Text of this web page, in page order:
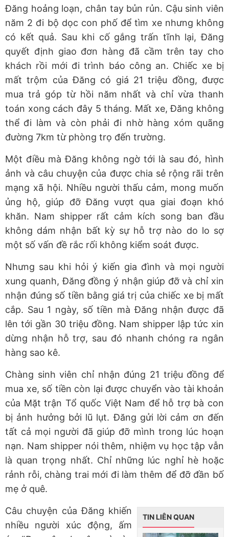
Đăng hoảng loạn, chân tay bủn rủn. Cậu sinh viên
năm 2 đi bộ dọc con phố để tìm xe nhưng không
có kết quả. Sau khi cố gắng trấn tĩnh lại, Đăng
quyết định giao đơn hàng đã cầm trên tay cho
khách rồi mới đi trình báo công an. Chiếc xe bị
mất trộm của Đăng có giá 21 triệu đồng, được
mua trả góp từ hồi năm nhất và chỉ vừa thanh
toán xong cách đây 5 tháng. Mất xe, Đăng không
thể đi làm và còn phải đi nhờ hàng xóm quãng
đường 7km từ phòng trọ đến trường.
Một điều mà Đăng không ngờ tới là sau đó, hình
ảnh và câu chuyện của được chia sẻ rộng rãi trên
mạng xã hội. Nhiều người thấu cảm, mong muốn
ủng hộ, giúp đỡ Đăng vượt qua giai đoạn khó
khăn. Nam shipper rất cảm kích song ban đầu
không dám nhận bất kỳ sự hỗ trợ nào do lo sợ
một số vấn đề rắc rối không kiểm soát được.
Nhưng sau khi hỏi ý kiến gia đình và mọi người
xung quanh, Đăng đồng ý nhận giúp đỡ và chỉ xin
nhận đúng số tiền bằng giá trị của chiếc xe bị mất
cắp. Sau 1 ngày, số tiền mà Đăng nhận được đã
lên tới gần 30 triệu đồng. Nam shipper lập tức xin
dừng nhận hỗ trợ, sau đó nhanh chóng ra ngân
hàng sao kê.
Chàng sinh viên chỉ nhận đúng 21 triệu đồng để
mua xe, số tiền còn lại được chuyển vào tài khoản
của Mặt trận Tổ quốc Việt Nam để hỗ trợ bà con
bị ảnh hưởng bởi lũ lụt. Đăng gửi lời cảm ơn đến
tất cả mọi người đã giúp đỡ mình trong lúc hoạn
nạn. Nam shipper nói thêm, nhiệm vụ học tập vẫn
là quan trọng nhất. Chỉ những lúc nghỉ hè hoặc
rảnh rỗi, chàng trai mới đi làm thêm để đỡ đần bố
mẹ ở quê.
TIN LIÊN QUAN
Câu chuyện của Đăng khiến
nhiều người xúc động, ấm